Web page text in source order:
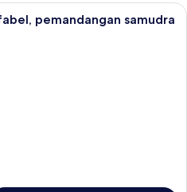
Seprai premium, bantalan ekstra
pemandangan samudra